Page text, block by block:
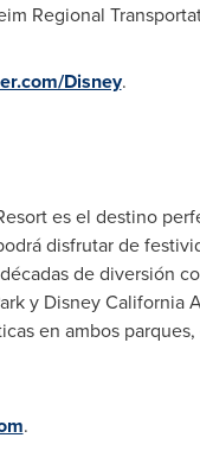
Regional
Disney.
es el destino
disfrutar de
de diversión
y Disney California
en ambos
.